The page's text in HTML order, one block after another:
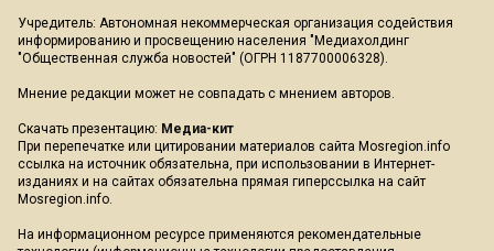
Учредитель: Автономная некоммерческая организация содействия
информированию и просвещению населения "Медиахолдинг
"Общественная служба новостей" (ОГРН 1187700006328).
Мнение редакции может не совпадать с мнением авторов.
Скачать презентацию: Медиа-кит
При перепечатке или цитировании материалов сайта Mosregion.info
ссылка на источник обязательна, при использовании в Интернет-
изданиях и на сайтах обязательна прямая гиперссылка на сайт
Mosregion.info.
На информационном ресурсе применяются рекомендательные